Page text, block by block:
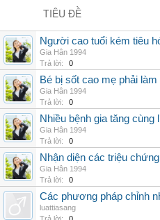
TIÊU ĐỀ
Người cao tuổi kém tiêu
Gia Hân 1994
Trả lời:
0
Bé bị sốt cao mẹ phải
Gia Hân 1994
Trả lời:
0
Nhiều bệnh gia tăng
Gia Hân 1994
Trả lời:
0
Nhận diện các triệu
Gia Hân 1994
Trả lời:
0
Các phương pháp chỉnh
luattiasang